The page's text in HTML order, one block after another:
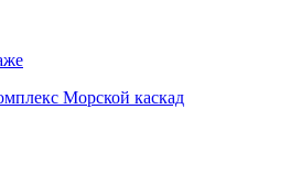
Морской каскад